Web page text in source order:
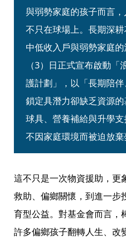
與弱勢家庭的孩子而言
不只在球場上。長期深耕
中低收入戶與弱勢家庭
（3）日正式宣布啟動
護計劃」，以「長期陪
鎖定具潛力卻缺乏資源
球具、營養補給與升學
不因家庭環境而被迫放棄
這不只是一次物資援助，更
救助、偏鄉關懷，到進一步
育型公益。對基金會而言，
許多偏鄉孩子翻轉人生、改